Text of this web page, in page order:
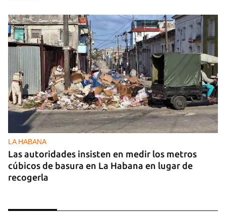
LA HABANA
Las autoridades insisten en medir los metros
cúbicos de basura en La Habana en lugar de
recogerla